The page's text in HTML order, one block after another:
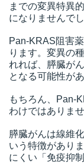
までの変異特異
になりませんでし
Pan-KRAS阻害
ります。変異の
れれば、膵臓が
となる可能性が
もちろん、Pan-
わけではありませ
膵臓がんは線維
いう特徴があり
にくい「免疫抑